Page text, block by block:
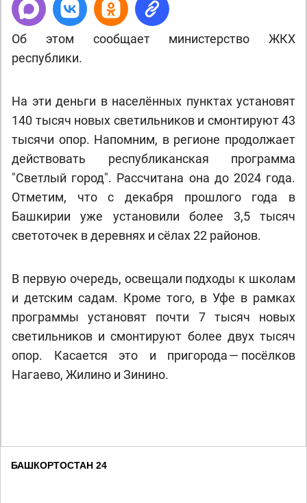
Об этом сообщает министерство ЖКХ
республики.
На эти деньги в населённых пунктах установят
140 тысяч новых светильников и смонтируют 43
тысячи опор. Напомним, в регионе продолжает
действовать республиканская программа
"Светлый город". Рассчитана она до 2024 года.
Отметим, что с декабря прошлого года в
Башкирии уже установили более 3,5 тысяч
светоточек в деревнях и сёлах 22 районов.
В первую очередь, освещали подходы к школам
и детским садам. Кроме того, в Уфе в рамках
программы установят почти 7 тысяч новых
светильников и смонтируют более двух тысяч
опор. Касается это и пригорода — посёлков
Нагаево, Жилино и Зинино.
БАШКОРТОСТАН 24